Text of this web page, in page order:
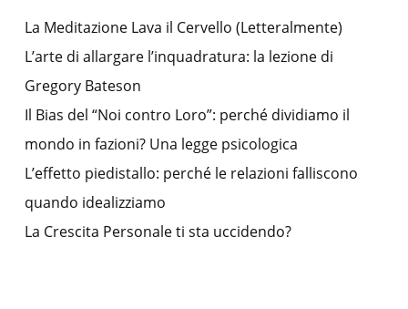
La Meditazione Lava il Cervello (Letteralmente)
L’arte di allargare l’inquadratura: la lezione di
Gregory Bateson
Il Bias del “Noi contro Loro”: perché dividiamo il
mondo in fazioni? Una legge psicologica
L’effetto piedistallo: perché le relazioni falliscono
quando idealizziamo
La Crescita Personale ti sta uccidendo?